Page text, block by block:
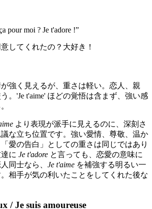
pour moi ? Je t'adore !”
してくれたの？大好き！
が強く見えるが、重さは軽い。恋人、親
。'Je t'aime' ほどの覚悟は含まず、強い感
より表現が派手に見えるのに、深刻さ
な立ち位置です。強い愛情、尊敬、温か
愛の告白」としての重さは同じではあり
に Je t'adore と言っても、恋愛の意味に
同士なら、 Je t'aime を補強する明るい一
相手が気の利いたことをしてくれた後な
/ Je suis amoureuse